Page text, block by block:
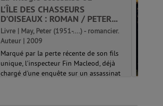
L'ÎLE DES CHASSEURS
D'OISEAUX : ROMAN / PETER...
Livre | May, Peter (1951-....) - romancier.
Auteur | 2009
Marqué par la perte récente de son fils
unique, l'inspecteur Fin Macleod, déjà
chargé d'une enquête sur un assassinat